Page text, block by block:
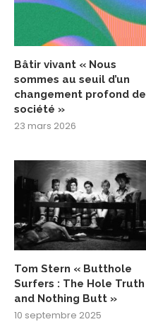
Bâtir vivant « Nous
sommes au seuil d’un
changement profond de
société »
23 mars 2026
Tom Stern « Butthole
Surfers : The Hole Truth
and Nothing Butt »
10 septembre 2025